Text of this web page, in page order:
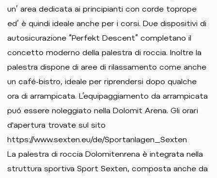
un’ area dedicata ai principianti con corde toprope
ed’ è quindi ideale anche per i corsi. Due dispositivi di
autosicurazione “Perfekt Descent” completano il
concetto moderno della palestra di roccia. Inoltre la
palestra dispone di aree di rilassamento come anche
un café-bistro, ideale per riprendersi dopo qualche
ora di arrampicata. L’equipaggiamento da arrampicata
puó essere noleggiato nella Dolomit Arena. Gli orari
d'apertura trovate sul sito
https://www.sexten.eu/de/Sportanlagen_Sexten
La palestra di roccia Dolomitenrena è integrata nella
struttura sportiva Sport Sexten, composta anche da